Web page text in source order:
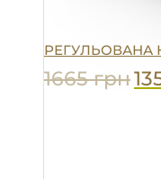
РЕГУЛЬОВАНА
1665грн